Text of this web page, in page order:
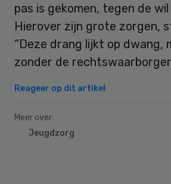
pas is gekomen, tegen de
Hierover zijn grote zorgen,
“Deze drang lijkt op dwang,
zonder de
Reageer op dit artikel
Meer over:
Jeugdzorg